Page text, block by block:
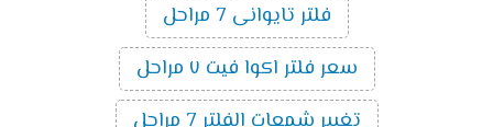
فلتر تايوانى 7 مراحل
سعر فلتر اكوا فيت ٧ مراحل